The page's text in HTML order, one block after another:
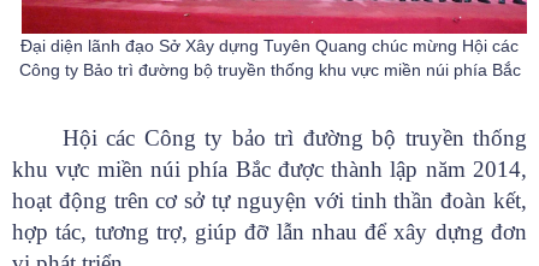
Đại diện lãnh đạo Sở Xây dựng Tuyên Quang chúc mừng Hội các
Công ty Bảo trì đường bộ truyền thống khu vực miền núi phía Bắc
Hội các Công ty bảo trì đường bộ truyền thống
khu vực miền núi phía Bắc được thành lập năm 2014,
hoạt động trên cơ sở tự nguyện với tinh thần đoàn kết,
hợp tác, tương trợ, giúp đỡ lẫn nhau để xây dựng đơn